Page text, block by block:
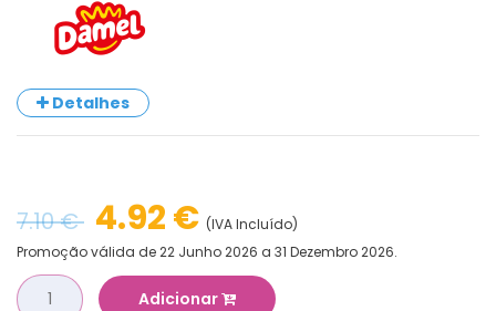
Detalhes
7.10 € 4.92 € (IVA Incluído)
Promoção válida de 22 Junho 2026 a 31 Dezembro 2026.
Adicionar